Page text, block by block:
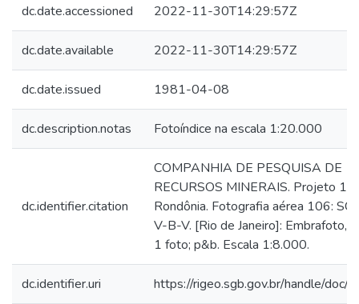
dc.date.accessioned 2022-11-30T14:29:57Z
dc.date.available 2022-11-30T14:29:57Z
dc.date.issued 1981-04-08
dc.description.notas Fotoíndice na escala 1:20.000
dc.identifier.citation
COMPANHIA DE PESQUISA DE
RECURSOS MINERAIS. Projeto 1,
Rondônia. Fotografia aérea 106:
V-B-V. [Rio de Janeiro]: Embrafoto,
1 foto; p&b. Escala 1:8.000.
dc.identifier.uri https://rigeo.sgb.gov.br/handle/doc/